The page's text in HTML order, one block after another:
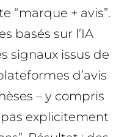
“marque + avis”.
basés sur l’IA
signaux issus de
d’avis
– y compris
pas explicitement